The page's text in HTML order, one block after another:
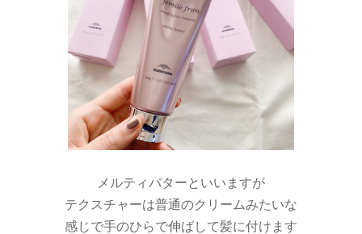
メルティバターといいますが
テクスチャーは普通のクリームみたいな
感じで手のひらで伸ばして髪に付けます